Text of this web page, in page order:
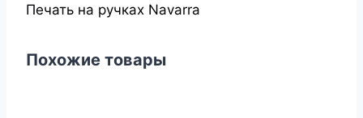
Печать на ручках Navarra
Похожие товары